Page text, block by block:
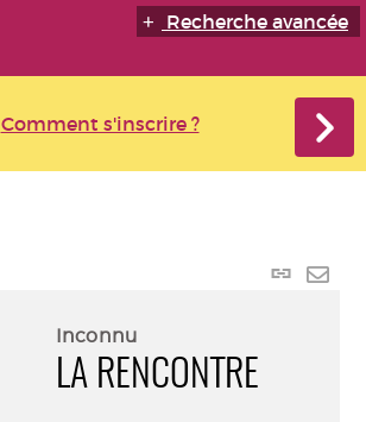
Recherche avancée
Comment s'inscrire ?
Lien
Inconnu
LA RENCONTRE